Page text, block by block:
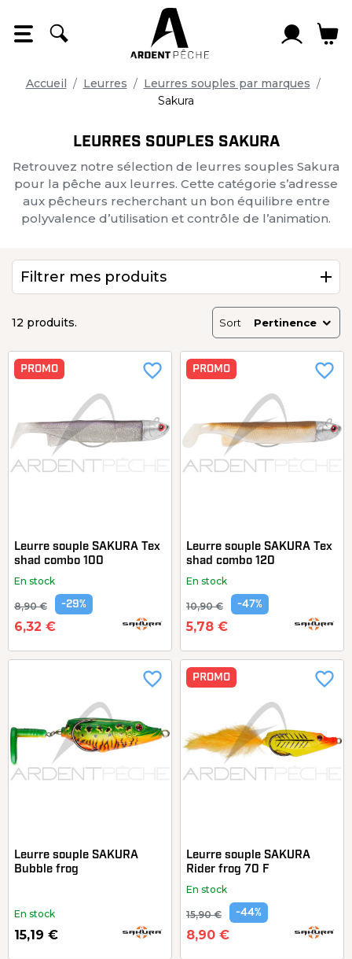
Accueil Leurres
Leurres souples par marques
Sakura
LEURRES SOUPLES SAKURA
Retrouvez notre sélection de leurres souples Sakura
pour la pêche aux leurres. Cette catégorie s’adresse
aux pêcheurs recherchant un bon équilibre entre
polyvalence d’utilisation et contrôle de l’animation.
Filtrer mes produits
Sort Pertinence
12 produits.
PROMO
Leurre souple SAKURA Tex
shad combo 100
En stock
8,90 € -29%
6,32 €
favorite_border PROMO
Leurre souple SAKURA Tex
shad combo 120
En stock
10,90 € -47%
5,78 €
favorite_border
Leurre souple SAKURA
Bubble frog
En stock
15,19 €
favorite_border PROMO
Leurre souple SAKURA
Rider frog 70 F
En stock
15,90 € -44%
8,90 €
favorite_border
Panneau de gestion des cookies